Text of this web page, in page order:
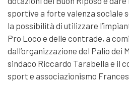
sportive a forte valenza sociale
la possibilità di utilizzare
Pro Loco e delle contrade, a
dall’organizzazione del Palio dei
sindaco Riccardo Tarabella e il
sport e associazionismo